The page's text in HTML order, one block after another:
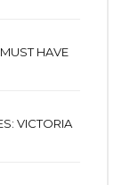
HAVE
VICTORIA